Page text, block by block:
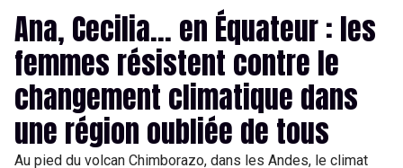
Ana, Cecilia... en Équateur : les
femmes résistent contre le
changement climatique dans
une région oubliée de tous
Au pied du volcan Chimborazo, dans les Andes, le climat